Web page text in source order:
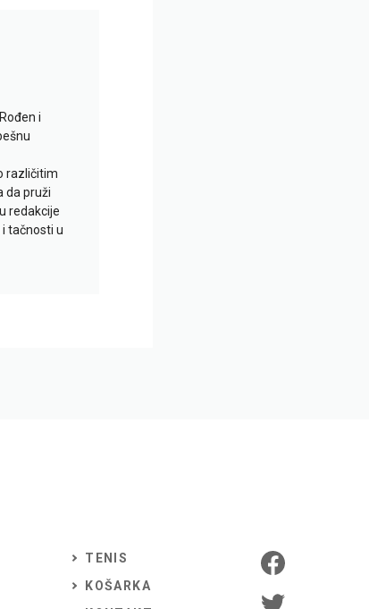
i
različitim
da pruži
redakcije
tačnosti u
TENIS
KOŠARKA